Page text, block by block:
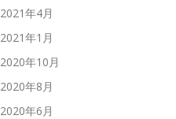
2021年4月
2021年1月
2020年10月
2020年8月
2020年6月